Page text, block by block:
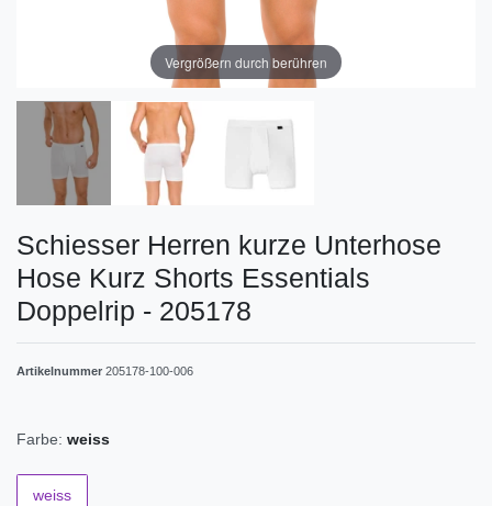
Vergrößern durch berühren
Schiesser Herren kurze Unterhose
Hose Kurz Shorts Essentials
Doppelrip - 205178
Artikelnummer 205178-100-006
Farbe: weiss
weiss